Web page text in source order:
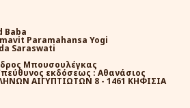
Baba
Yogi
Μπουσουλέγκας
εκδόσεως : Αθανάσιος
ΑΙΓΥΠΤΙΩΤΩΝ 8 - 1461 ΚΗΦΙΣΙΑ